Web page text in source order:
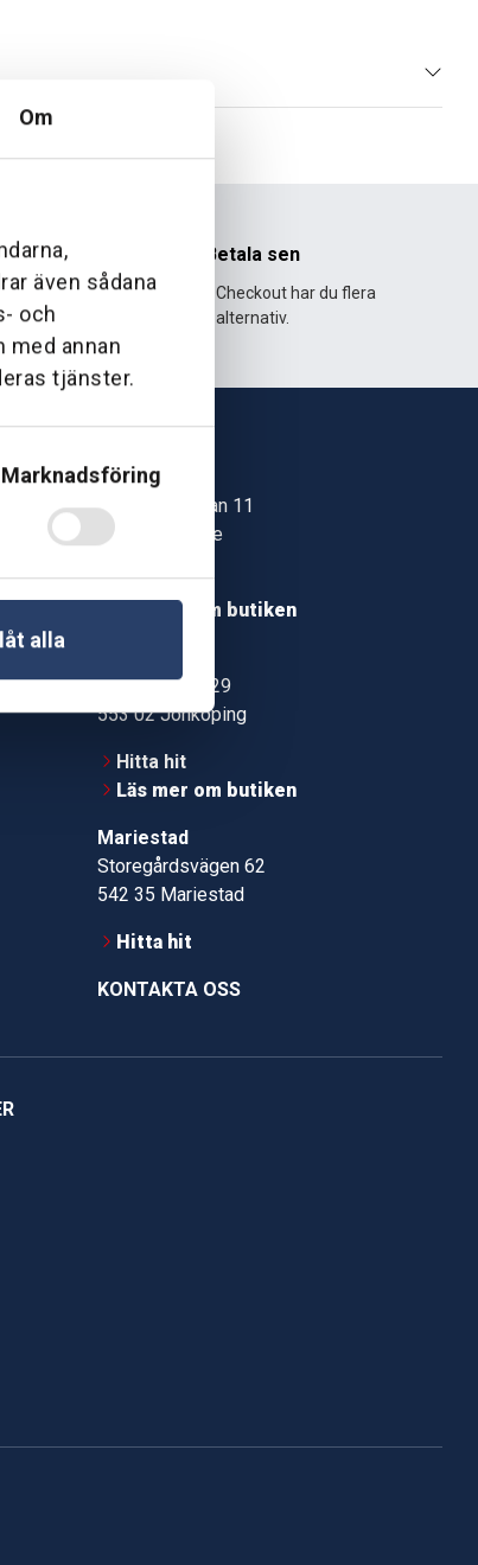
Om
även sådana
och
med annan
tjänster.
Marknadsföring
alla
Betala sen
Med Klarna Checkout har du flera
alternativ.
Skövde
Jonstorpsgatan 11
549 37 Skövde
Hitta hit
Läs mer om butiken
Kämpevägen 29
553 02 Jönköping
Hitta hit
Läs mer om butiken
Mariestad
Storegårdsvägen 62
542 35 Mariestad
Hitta hit
KONTAKTA OSS